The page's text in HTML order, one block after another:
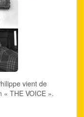
vient de
« THE VOICE ».